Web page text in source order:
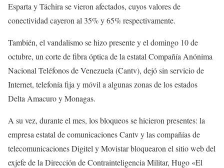
Esparta y Táchira se vieron afectados, cuyos valores de
conectividad cayeron al 35% y 65% respectivamente.
También, el vandalismo se hizo presente y el domingo 10 de
octubre, un corte de fibra óptica de la estatal Compañía Anónima
Nacional Teléfonos de Venezuela (Cantv), dejó sin servicio de
Internet, telefonía fija y móvil a algunas zonas de los estados
Delta Amacuro y Monagas.
A su vez, durante el mes, los bloqueos se hicieron presentes: la
empresa estatal de comunicaciones Cantv y las compañías de
telecomunicaciones Digitel y Movistar bloquearon el sitio web del
exjefe de la Dirección de Contrainteligencia Militar, Hugo «El